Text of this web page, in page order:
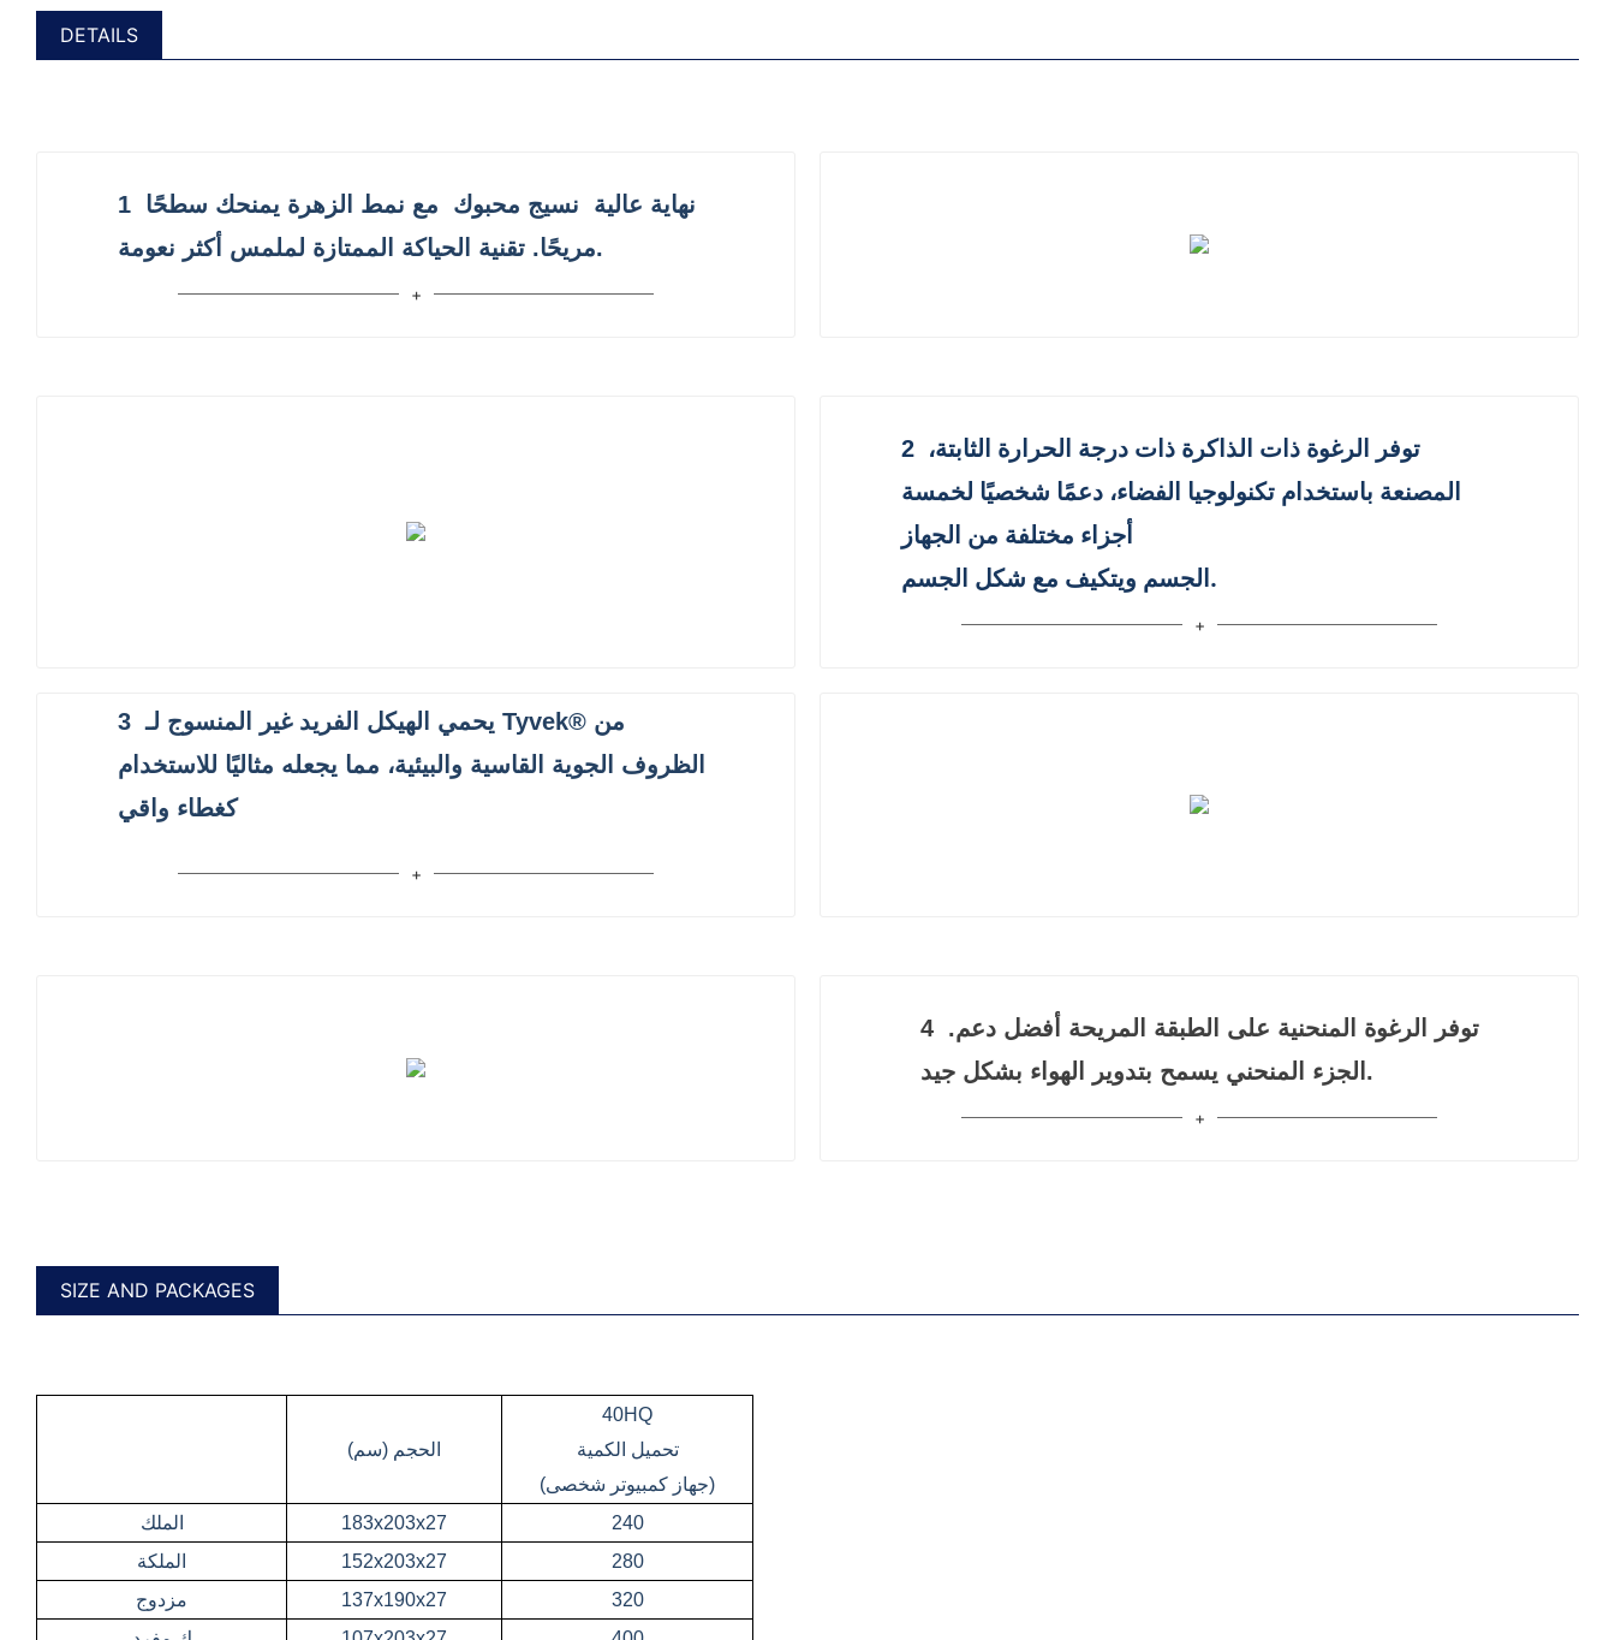
DETAILS
1 نهاية عالية نسيج محبوك
مع نمط الزهرة يمنحك سطحًا
مريحًا. تقنية الحياكة الممتازة لملمس أكثر نعومة.
2
المصنعة باستخدام تكنولوجيا الفضاء، دعمًا شخصيًا لخمسة
أجزاء مختلفة من الجهاز
الجسم ويتكيف مع شكل الجسم.
3 يحمي الهيكل الفريد غير المنسوج لـ Tyvek® من
الظروف الجوية القاسية والبيئية، مما يجعله مثاليًا للاستخدام
كغطاء واقي
4
الجزء المنحني يسمح بتدوير الهواء بشكل جيد.
SIZE AND PACKAGES
الحجم (سم)
40HQ
تحميل الكمية
(جهاز كمبيوتر شخصى)
الملك
183x203x27
240
الملكة
152x203x27
280
مزدوج
137x190x27
320